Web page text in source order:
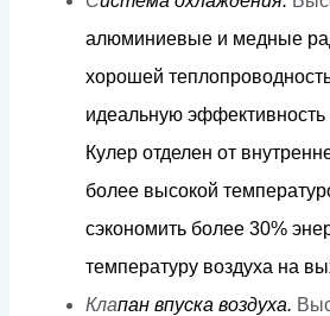
алюминиевые и медные ра
хорошей теплопроводност
идеальную эффективность
Кулер отделен от внутренн
более высокой температур
сэкономить более 30% эне
температуру воздуха на вы
Клапан впуска воздуха.